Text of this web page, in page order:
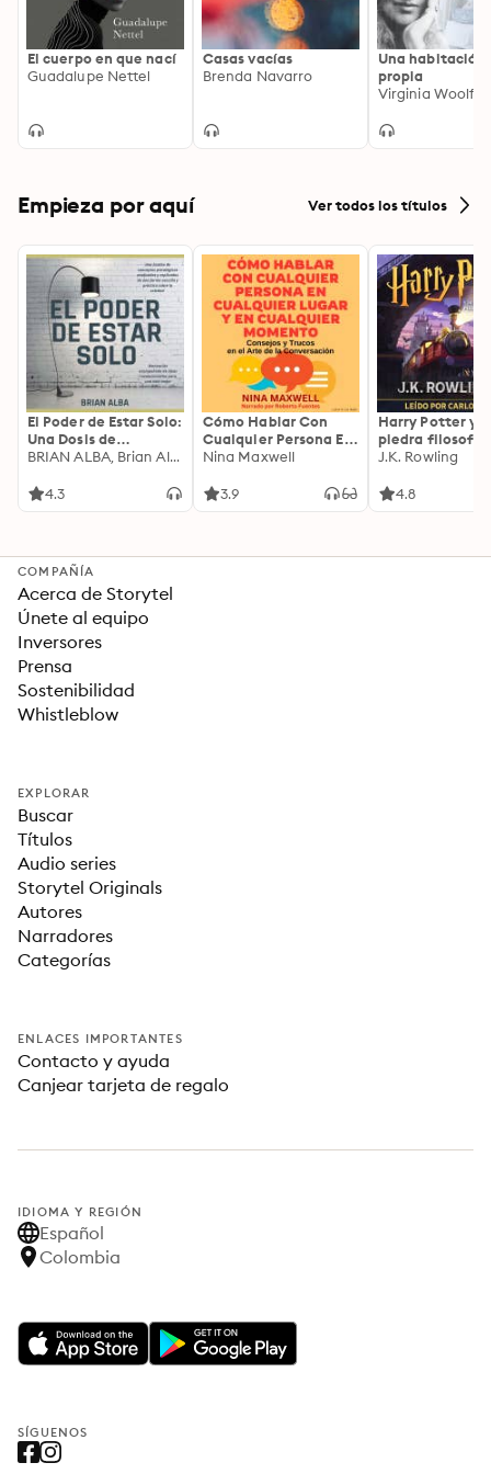
mujeres –Laura, Alina, Doris– y los vínculos –de
amistad, de amor– que establecen entre ellas. Una
novela sobre las formas diversas que puede tomar la
familia en el mundo actual.
El cuerpo en que nací
Guadalupe Nettel
Casas vacías
Brenda Navarro
Una habitación
propia
Virginia Woolf
Empieza por aquí Ver todos los títulos
El Poder de Estar Solo:
Una Dosis de
Motivación
Ideas Revolucionarias
BRIAN ALBA, Brian Alba
4.3
Cómo Hablar Con
Cualquier Persona En
Cualquier Lugar Y En
Nina Maxwell
3.9
Harry Potter y
piedra filosofal
J.K. Rowling
4.8
COMPAÑÍA
Acerca de Storytel
Únete al equipo
Inversores
Prensa
Sostenibilidad
Whistleblow
EXPLORAR
Buscar
Títulos
Audio series
Storytel Originals
Autores
Narradores
Categorías
ENLACES IMPORTANTES
Contacto y ayuda
Canjear tarjeta de regalo
IDIOMA Y REGIÓN
Español
Colombia
SÍGUENOS